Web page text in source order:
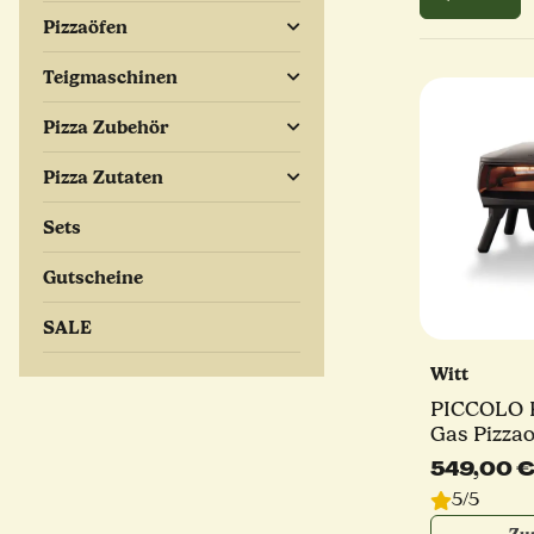
Witt
PICCOLO
Gas
Brenner |
549,00 €
5/5
Pizzaöfen
Teigmaschinen
Pizza Zubehör
Pizza Zutaten
Sets
Gutscheine
SALE